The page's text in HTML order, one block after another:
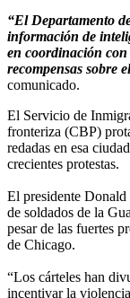
“El Departamento
información de
en coordinación con
recompensas sobre
comunicado.
El Servicio de
fronteriza (CBP)
redadas en esa
crecientes protestas.
El presidente Donald
de soldados de la
pesar de las fuertes
de Chicago.
“Los cárteles han
incentivar la